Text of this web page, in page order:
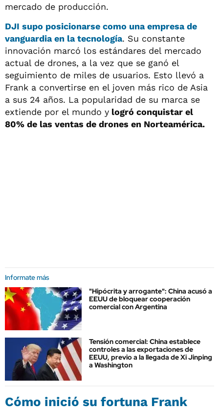
mercado de producción.
DJI supo posicionarse como una empresa de
vanguardia en la tecnología. Su constante
innovación marcó los estándares del mercado
actual de drones, a la vez que se ganó el
seguimiento de miles de usuarios. Esto llevó a
Frank a convertirse en el joven más rico de Asia
a sus 24 años. La popularidad de su marca se
extiende por el mundo y logró conquistar el
80% de las ventas de drones en Norteamérica.
Informate más
"Hipócrita y arrogante": China acusó a
EEUU de bloquear cooperación
comercial con Argentina
Tensión comercial: China establece
controles a las exportaciones de
EEUU, previo a la llegada de Xi Jinping
a Washington
Cómo inició su fortuna Frank